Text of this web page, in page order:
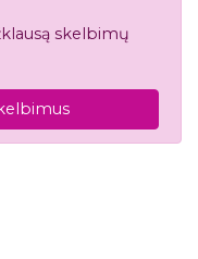
skelbimų